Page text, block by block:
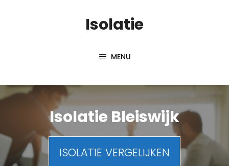
Isolatie
MENU
Isolatie Bleiswijk
ISOLATIE VERGELIJKEN